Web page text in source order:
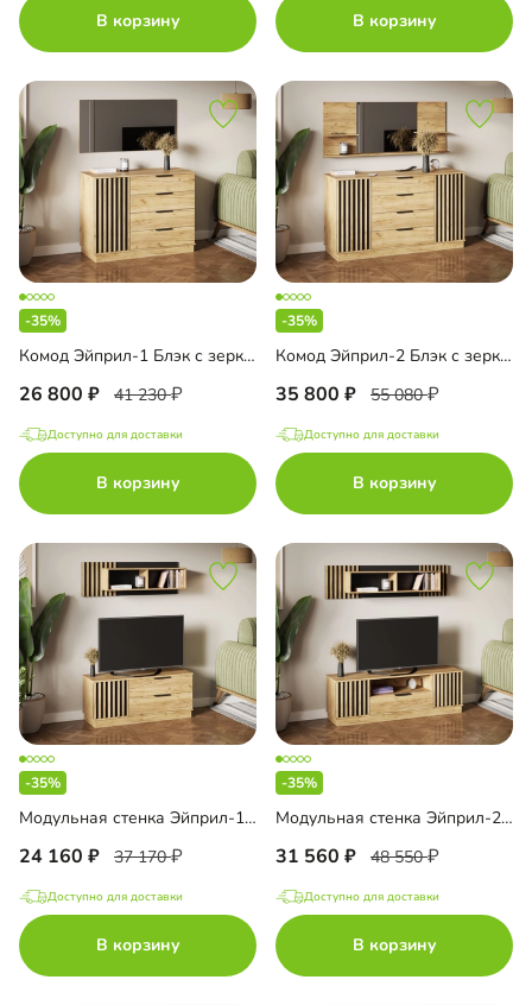
В корзину В корзину
-35%
Комод Эйприл-1 Блэк с зеркалом
26 800 41 230
Доступно для доставки
В корзину
-35%
Комод Эйприл-2 Блэк с зеркалом
35 800 55 080
Доступно для доставки
В корзину
-35%
Модульная стенка Эйприл-1 Блэк
24 160 37 170
Доступно для доставки
В корзину
-35%
Модульная стенка Эйприл-2 Блэк
31 560 48 550
Доступно для доставки
В корзину